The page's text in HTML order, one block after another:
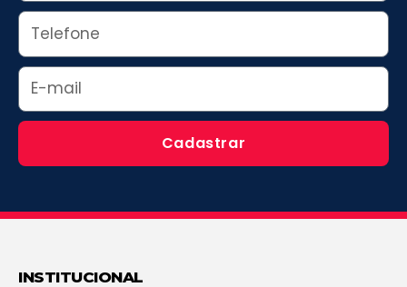
Whats
Email
Cadastrar
INSTITUCIONAL